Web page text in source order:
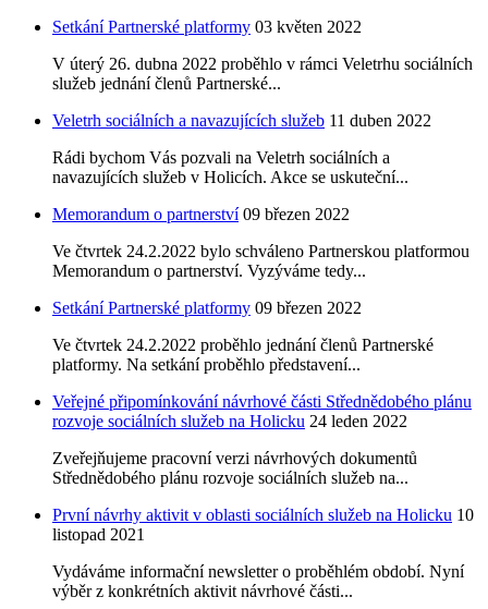
Setkání Partnerské platformy 03 květen 2022
V úterý 26. dubna 2022 proběhlo v rámci Veletrhu sociálních
služeb jednání členů Partnerské...
Veletrh sociálních a navazujících služeb 11 duben 2022
Rádi bychom Vás pozvali na Veletrh sociálních a
navazujících služeb v Holicích. Akce se uskuteční...
Memorandum o partnerství 09 březen 2022
Ve čtvrtek 24.2.2022 bylo schváleno Partnerskou platformou
Memorandum o partnerství. Vyzýváme tedy...
Setkání Partnerské platformy 09 březen 2022
Ve čtvrtek 24.2.2022 proběhlo jednání členů Partnerské
platformy. Na setkání proběhlo představení...
Veřejné připomínkování návrhové části Střednědobého plánu
rozvoje sociálních služeb na Holicku 24 leden 2022
Zveřejňujeme pracovní verzi návrhových dokumentů
Střednědobého plánu rozvoje sociálních služeb na...
První návrhy aktivit v oblasti sociálních služeb na Holicku 10
listopad 2021
Vydáváme informační newsletter o proběhlém období. Nyní
výběr z konkrétních aktivit návrhové části...